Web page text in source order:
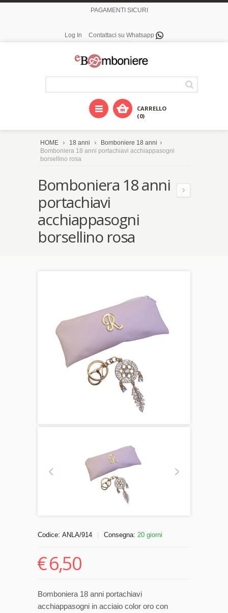
PAGAMENTI SICURI
Log In Contattaci su Whatsapp
CARRELLO
(0)
HOME 18 anni
Bomboniere 18 anni
Bomboniera 18 anni portachiavi acchiappasogni
borsellino rosa
Bomboniera 18 anni
portachiavi
acchiappasogni
borsellino rosa
Codice: ANLA/914 Consegna: 20 giorni
€6,50
Bomboniera 18 anni portachiavi
acchiappasogni in acciaio color oro con